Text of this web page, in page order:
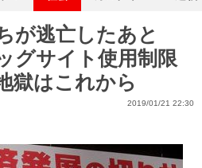
が逃亡したあと
サイト使用制限
獄はこれから
2019/01/21 22:30